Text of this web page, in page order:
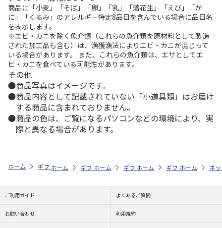
商品に「小麦」「そば」「卵」「乳」「落花生」「えび」「か
に」「くるみ」のアレルギー特定8品目を含んでいる場合に品目名
を表示します。
※エビ・カニを除く魚介類（これらの魚介類を原材料として製造
された加工品も含む）は、漁獲漁法によりエビ・カニが混じって
いる場合があります。 また、これらの魚介類は、エサとしてエ
ビ・カニを食べている可能性があります。
その他
商品写真はイメージです。
商品内容として記載されていない「小道具類」はお届け
する商品に含まれておりません。
商品の色は、ご覧になるパソコンなどの環境により、実
際と異なる場合があります。
ホーム ギフト通販 内祝い・お返し 結婚内祝い 祝七宝 フェイ
ホーム ギフト通販 内祝い・お返し 結婚内祝い
ホーム ギフト通販 内祝い・お返し
ホーム ギフト通販 内
ホーム ネ
ご利用ガイド よくあるご質問
お問い合わせ 利用規約